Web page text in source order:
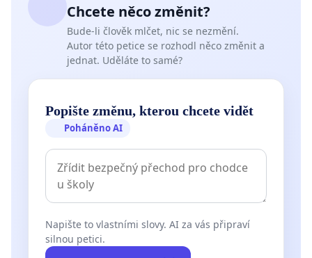
Chcete něco změnit?
Bude-li člověk mlčet, nic se nezmění.
Autor této petice se rozhodl něco změnit a
jednat. Uděláte to samé?
Popište změnu, kterou chcete vidět
Poháněno AI
Napište to vlastními slovy. AI za vás připraví
silnou petici.